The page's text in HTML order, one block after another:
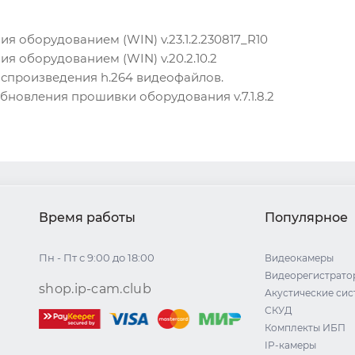
оборудованием (WIN) v.23.1.2.230817_R10
оборудованием (WIN) v.20.2.10.2
h.264 видеофайлов.
прошивки оборудования v.7.1.8.2
Время работы
Пн - Пт с 9:00 до 18:00
shop.ip-cam.club
Популярное
Видеокамеры
Акустические
СКУД
Комплекты ИБП
IP-камеры